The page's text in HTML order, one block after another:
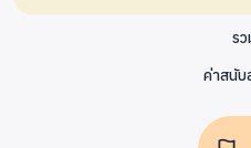
ร
ค่าสนับ